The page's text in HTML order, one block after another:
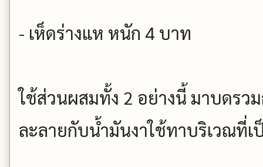
- เห็ดร่างแห หนัก 4 บาท
ใช้ส่วนผสมทั้ง 2 อย่างนี้ มาบดรว
ละลายกับน้ำมันงาใช้ทาบริเวณที่เ